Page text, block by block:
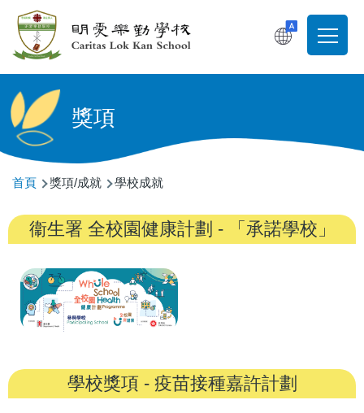
移至主內容
Main
獎項
導
連
首頁 獎項/成就 學校成就
衞生署 全校園健康計劃 - 「承諾學校」
學校獎項 - 疫苗接種嘉許計劃